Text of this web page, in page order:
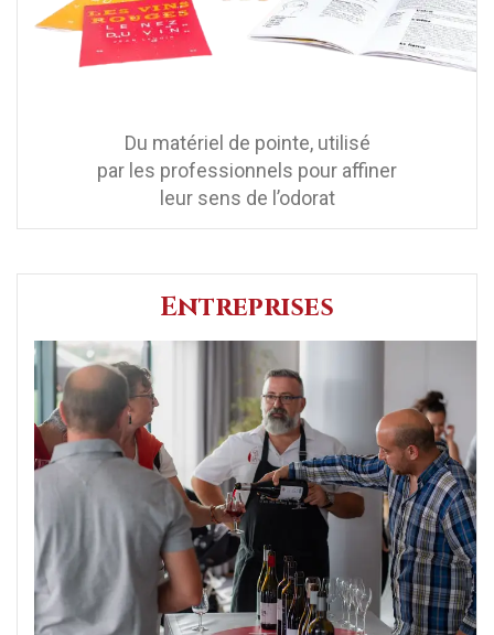
Du matériel de pointe, utilisé
par les professionnels pour affiner
leur sens de l’odorat
Entreprises